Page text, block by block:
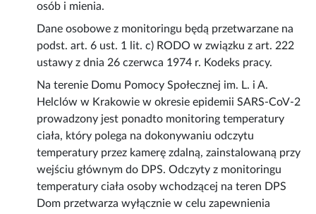
osób i mienia.
Dane osobowe z monitoringu będą przetwarzane na
podst. art. 6 ust. 1 lit. c) RODO w związku z art. 222
ustawy z dnia 26 czerwca 1974 r. Kodeks pracy.
Na terenie Domu Pomocy Społecznej im. L. i A.
Helclów w Krakowie w okresie epidemii SARS-CoV-2
prowadzony jest ponadto monitoring temperatury
ciała, który polega na dokonywaniu odczytu
temperatury przez kamerę zdalną, zainstalowaną przy
wejściu głównym do DPS. Odczyty z monitoringu
temperatury ciała osoby wchodzącej na teren DPS
Dom przetwarza wyłącznie w celu zapewnienia